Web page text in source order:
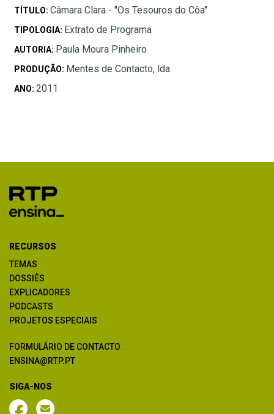
TÍTULO: Câmara Clara - "Os Tesouros do Côa"
TIPOLOGIA: Extrato de Programa
AUTORIA: Paula Moura Pinheiro
PRODUÇÃO: Mentes de Contacto, lda
ANO: 2011
RECURSOS
TEMAS
DOSSIÊS
EXPLICADORES
PODCASTS
PROJETOS ESPECIAIS
FORMULÁRIO DE CONTACTO
ENSINA@RTP.PT
SIGA-NOS